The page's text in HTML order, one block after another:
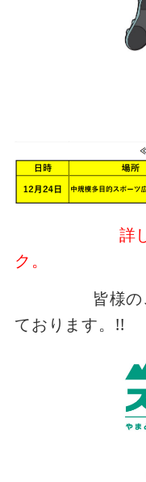
詳
ク。
皆様
ております。!!